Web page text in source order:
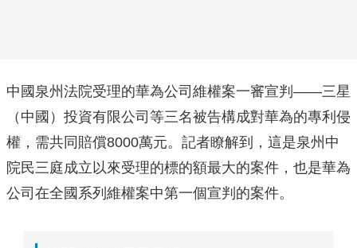
中國泉州法院受理的華為公司維權案一審宣判——三星
（中國）投資有限公司等三名被告構成對華為的專利侵
權，需共同賠償8000萬元。記者瞭解到，這是泉州中
院民三庭成立以來受理的標的額最大的案件，也是華為
公司在全國系列維權案中第一個宣判的案件。